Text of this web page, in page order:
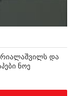
და
ნოე